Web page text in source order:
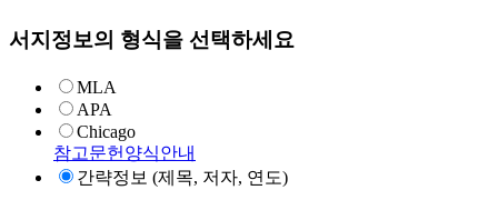
서지정보의 형식을 선택하세요
MLA
APA
Chicago
참고문헌양식안내
간략정보 (제목, 저자, 연도)